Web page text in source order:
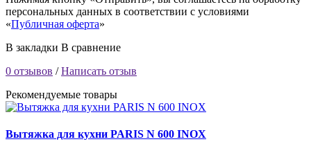
персональных данных в соответствии с условиями
«Публичная оферта»
В закладки В сравнение
0 отзывов /Написать отзыв
Рекомендуемые товары
Вытяжка для кухни PARIS N 600 INOX